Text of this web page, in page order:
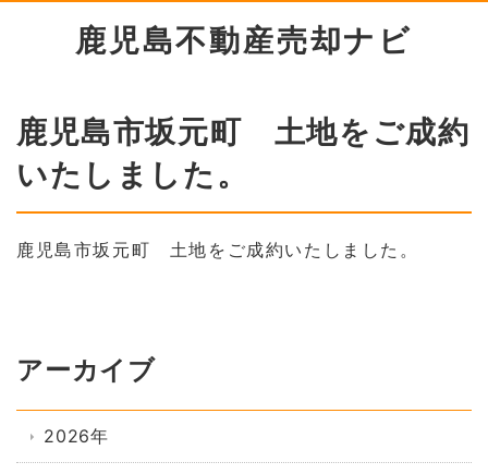
鹿児島不動産売却ナビ
鹿児島市坂元町 土地をご成約
いたしました。
鹿児島市坂元町 土地をご成約いたしました。
アーカイブ
2026年